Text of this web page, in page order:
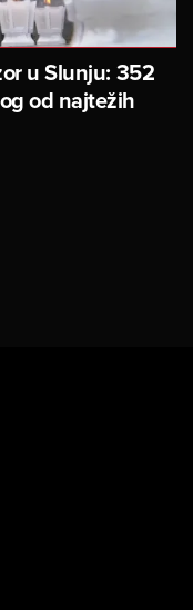
u Slunju: 352
od najtežih